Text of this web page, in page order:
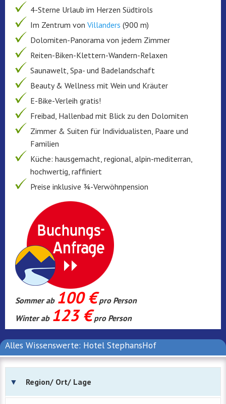
4-Sterne Urlaub im Herzen Südtirols
Im Zentrum von Villanders (900 m)
Dolomiten-Panorama von jedem Zimmer
Reiten-Biken-Klettern-Wandern-Relaxen
Saunawelt, Spa- und Badelandschaft
Beauty & Wellness mit Wein und Kräuter
E-Bike-Verleih gratis!
Freibad, Hallenbad mit Blick zu den Dolomiten
Zimmer & Suiten für Individualisten, Paare und
Familien
Küche: hausgemacht, regional, alpin-mediterran,
hochwertig, raffiniert
Preise inklusive ¾-Verwöhnpension
Sommer ab 100 €pro Person
Winter ab 123 €pro Person
Alles Wissenswerte: Hotel StephansHof
Region/ Ort/ Lage